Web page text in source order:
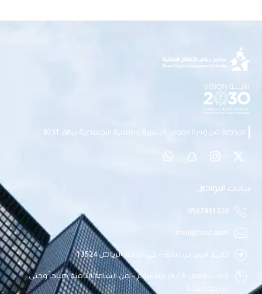
مرخصة من وزارة الموارد البشرية والتنمية الاجتماعية برقم 8231
بيانات التواصل
0567891320
mail@host.com
طريق أنس بن مالك - حي الملقا, الرياض 13524
أوقات العمل: 5 أيام بالأسبوع - من الساعة الثامنة صباحاً وحتى
الرابعة مساءاً.